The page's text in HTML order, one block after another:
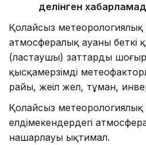
делінген
Қолайсыз
атмосфералық ауаның беткі
(ластаушы) заттардың
қысқамерзімді
райы, жеңіл жел, тұман,
Қолайсыз метеорологиялық
елдімекендердегі
нашарлауы ықтимал.